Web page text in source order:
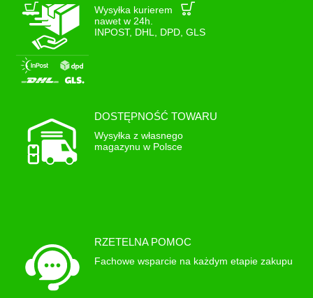
Wysyłka kurierem
nawet w 24h.
INPOST, DHL, DPD, GLS
DOSTĘPNOŚĆ TOWARU
Wysyłka z własnego
magazynu w Polsce
RZETELNA POMOC
Fachowe wsparcie na każdym etapie zakupu